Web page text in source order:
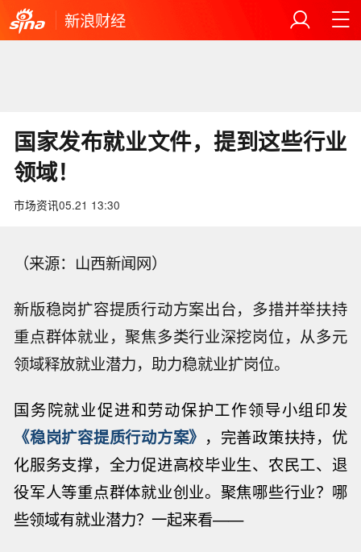
新浪财经
国家发布就业文件，提到这些行业
领域！
市场资讯05.21 13:30
（来源：山西新闻网）
新版稳岗扩容提质行动方案出台，多措并举扶持
重点群体就业，聚焦多类行业深挖岗位，从多元
领域释放就业潜力，助力稳就业扩岗位。
国务院就业促进和劳动保护工作领导小组印发
《稳岗扩容提质行动方案》 ， 完善政策扶持， 优
化服务支撑，全力促进高校毕业生、农民工、退
役军人等重点群体就业创业。聚焦哪些行业？哪
些领域有就业潜力？一起来看——